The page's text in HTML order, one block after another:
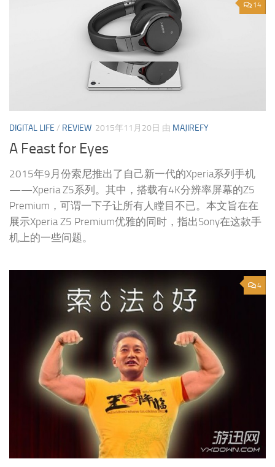
14
DIGITAL LIFE / REVIEW 2015年11月20日 由 MAJIREFY
A Feast for Eyes
2015年9月份索尼推出了自己新一代的Xperia系列手机
——Xperia Z5系列。其中，搭载有4K分辨率屏幕的Z5
Premium，可谓一下子让所有人瞠目不已。本文旨在在
展示Xperia Z5 Premium优雅的同时，指出Sony在这款手
机上的一些问题。
4